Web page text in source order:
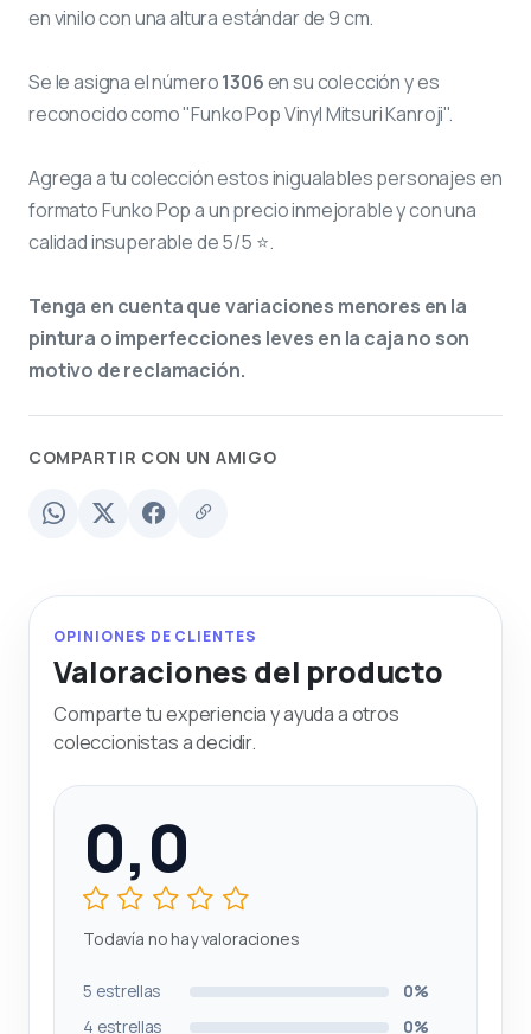
en vinilo con una altura estándar de 9 cm.
Se le asigna el número1306en su colección y es
reconocido como "Funko Pop Vinyl Mitsuri Kanroji".
Agrega a tu colección estos inigualables personajes en
formato Funko Pop a un precio inmejorable y con una
calidad insuperable de 5/5 ⭐.
Tenga en cuenta que variaciones menores en la
pintura o imperfecciones leves en la caja no son
motivo de reclamación.
COMPARTIR CON UN AMIGO
OPINIONES DE CLIENTES
Valoraciones del producto
Comparte tu experiencia y ayuda a otros
coleccionistas a decidir.
0,0
Todavía no hay valoraciones
5 estrellas
0%
4 estrellas
0%